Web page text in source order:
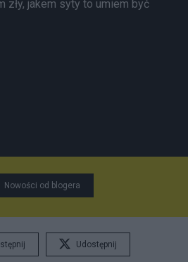
zły, jakem syty to umiem być
Nowości od blogera
Udostępnij